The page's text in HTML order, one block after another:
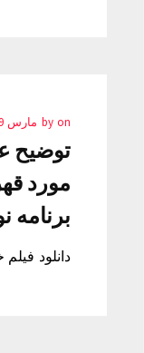
by on مارس 19, 2016
توضیح
مورد
برنامه
دانلود